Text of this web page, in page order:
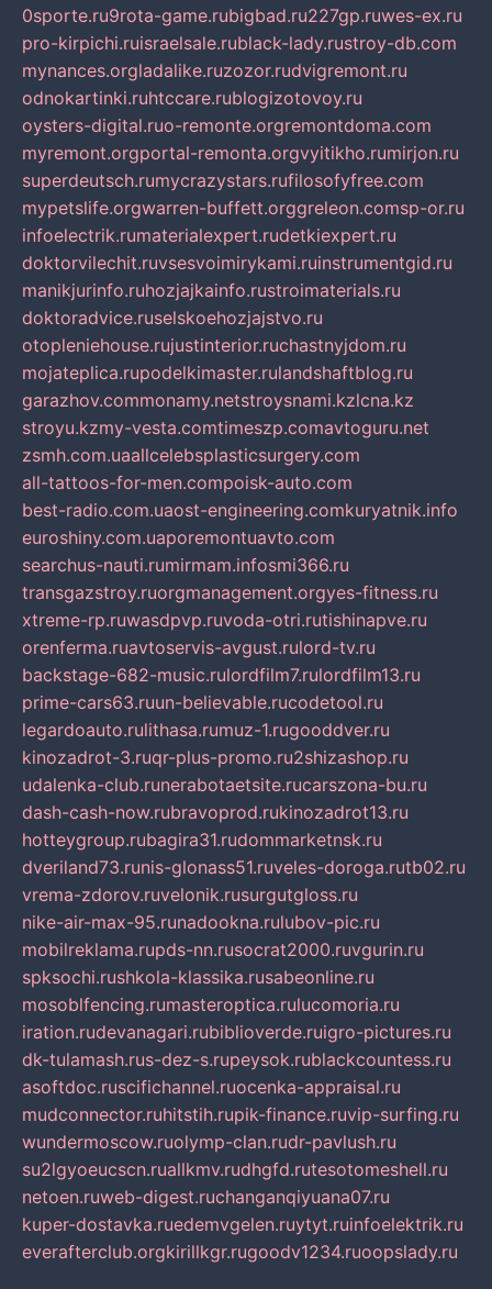
0sporte.ru9rota-game.rubigbad.ru227gp.ruwes-ex.ru
pro-kirpichi.ruisraelsale.rublack-lady.rustroy-db.com
mynances.orgladalike.ruzozor.rudvigremont.ru
odnokartinki.ruhtccare.rublogizotovoy.ru
oysters-digital.ruo-remonte.orgremontdoma.com
myremont.orgportal-remonta.orgvyitikho.rumirjon.ru
superdeutsch.rumycrazystars.rufilosofyfree.com
mypetslife.orgwarren-buffett.orggreleon.comsp-or.ru
infoelectrik.rumaterialexpert.rudetkiexpert.ru
doktorvilechit.ruvsesvoimirykami.ruinstrumentgid.ru
manikjurinfo.ruhozjajkainfo.rustroimaterials.ru
doktoradvice.ruselskoehozjajstvo.ru
otopleniehouse.rujustinterior.ruchastnyjdom.ru
mojateplica.rupodelkimaster.rulandshaftblog.ru
garazhov.commonamy.netstroysnami.kzlcna.kz
stroyu.kzmy-vesta.comtimeszp.comavtoguru.net
zsmh.com.uaallcelebsplasticsurgery.com
all-tattoos-for-men.compoisk-auto.com
best-radio.com.uaost-engineering.comkuryatnik.info
euroshiny.com.uaporemontuavto.com
searchus-nauti.rumirmam.infosmi366.ru
transgazstroy.ruorgmanagement.orgyes-fitness.ru
xtreme-rp.ruwasdpvp.ruvoda-otri.rutishinapve.ru
orenferma.ruavtoservis-avgust.rulord-tv.ru
backstage-682-music.rulordfilm7.rulordfilm13.ru
prime-cars63.ruun-believable.rucodetool.ru
legardoauto.rulithasa.rumuz-1.rugooddver.ru
kinozadrot-3.ruqr-plus-promo.ru2shizashop.ru
udalenka-club.runerabotaetsite.rucarszona-bu.ru
dash-cash-now.rubravoprod.rukinozadrot13.ru
hotteygroup.rubagira31.rudommarketnsk.ru
dveriland73.runis-glonass51.ruveles-doroga.rutb02.ru
vrema-zdorov.ruvelonik.rusurgutgloss.ru
nike-air-max-95.runadookna.rulubov-pic.ru
mobilreklama.rupds-nn.rusocrat2000.ruvgurin.ru
spksochi.rushkola-klassika.rusabeonline.ru
mosoblfencing.rumasteroptica.rulucomoria.ru
iration.rudevanagari.rubiblioverde.ruigro-pictures.ru
dk-tulamash.rus-dez-s.rupeysok.rublackcountess.ru
asoftdoc.ruscifichannel.ruocenka-appraisal.ru
mudconnector.ruhitstih.rupik-finance.ruvip-surfing.ru
wundermoscow.ruolymp-clan.rudr-pavlush.ru
su2lgyoeucscn.ruallkmv.rudhgfd.rutesotomeshell.ru
netoen.ruweb-digest.ruchanganqiyuana07.ru
kuper-dostavka.ruedemvgelen.ruytyt.ruinfoelektrik.ru
everafterclub.orgkirillkgr.rugoodv1234.ruoopslady.ru